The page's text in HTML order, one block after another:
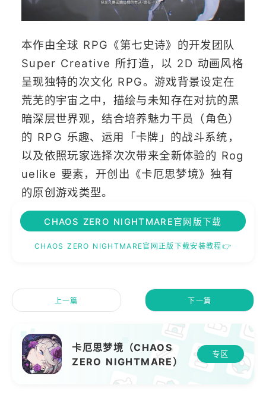
本作由全球 RPG《第七史诗》的开发团队
Super Creative 所打造，以 2D 动画风格
呈现独特的次文化 RPG。游戏背景设定在
荒芜的宇宙之中，描绘与未知存在对抗的黑
暗深层世界观，结合培养魅力干员（角色）
的 RPG 乐趣、运用「卡牌」的战斗系统，
以及依照玩家选择次次带来全新体验的 Rog
uelike 要素，开创出《卡厄思梦境》独有
的原创游戏类型。
CHAOS ZERO NIGHTMARE官网版下载
CHAOS ZERO NIGHTMARE官网正版下载安装教程👉
上一篇 下一篇
卡厄思梦境（CHAOS
ZERO NIGHTMARE）
专区